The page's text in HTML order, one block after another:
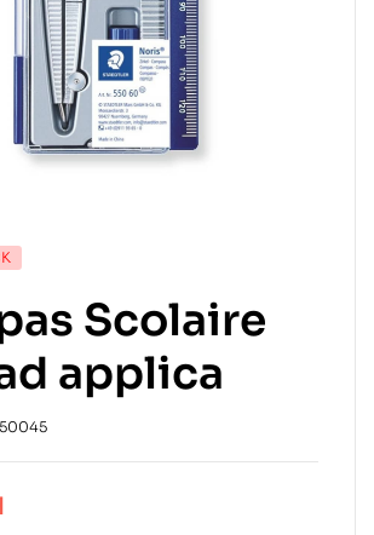
Scolaire
applica